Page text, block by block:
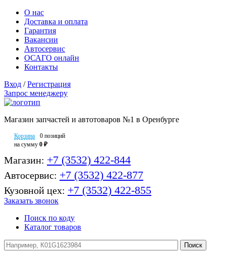
О нас
Доставка и оплата
Гарантия
Вакансии
Автосервис
ОСАГО онлайн
Контакты
Вход / Регистрация
Запрос менеджеру
Магазин запчастей и автотоваров №1 в Оренбурге
Корзина
0 позиций
на сумму 0 ₽
Магазин: +7 (3532) 422-844
Автосервис: +7 (3532) 422-877
Кузовной цех: +7 (3532) 422-855
Заказать звонок
Поиск по коду
Каталог товаров